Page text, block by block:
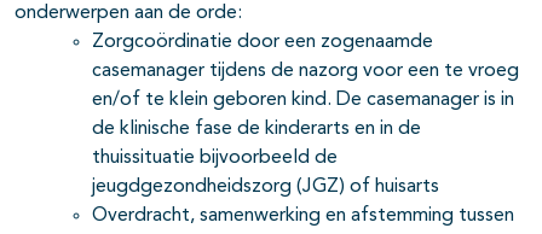
onderwerpen aan de orde:
Zorgcoördinatie door een zogenaamde
casemanager tijdens de nazorg voor een te vroeg
en/of te klein geboren kind. De casemanager is in
de klinische fase de kinderarts en in de
thuissituatie bijvoorbeeld de
jeugdgezondheidszorg (JGZ) of huisarts
Overdracht, samenwerking en afstemming tussen